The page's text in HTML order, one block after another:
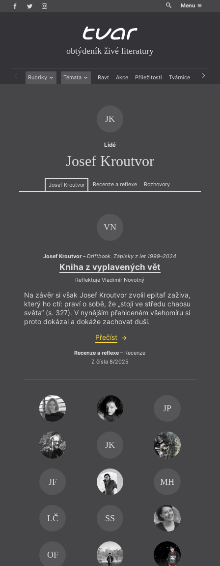
Menu
obtýdeník živé literatury
Rubriky Témata Ravt Akce Příležitosti Tvárnice Archiv
JK
Lidé
Josef Kroutvor
Josef Kroutvor Recenze a reflexe Rozhovory
VN
Josef Kroutvor–Driftbook. Zápisky z let 1999–2024
Kniha z vyplavených vět
Reflektuje Vladimír Novotný
Na závěr si však Josef Kroutvor zvolil epitaf zaživa,
který ho ctí: praví o sobě, že „stojí ve středu chaosu
světa“ (s. 327). V nynějším přehlceném všehomíru si
proto dokázal a dokáže zachovat duši.
Přečíst
Recenze a reflexe – Recenze
Z čísla 8/2025
JP
JK
JF MH
LČ SS
OF